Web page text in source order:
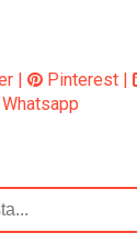
| Pinterest |
Whatsapp